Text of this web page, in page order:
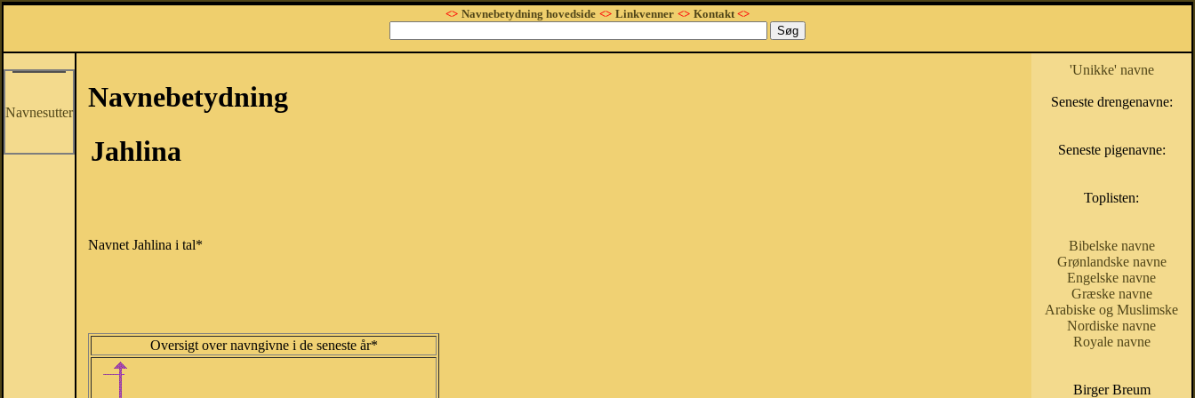
<> Navnebetydning hovedside <> Linkvenner <> Kontakt<>
Navnesutter
Navnebetydning
Jahlina
Navnet Jahlina i tal*
Oversigt over navngivne i de seneste år*
'Unikke' navne
Seneste drengenavne:
Seneste pigenavne:
Toplisten:
Bibelske navne
Grønlandske navne
Engelske navne
Græske navne
Arabiske og Muslimske
Nordiske navne
Royale navne
Birger Breum